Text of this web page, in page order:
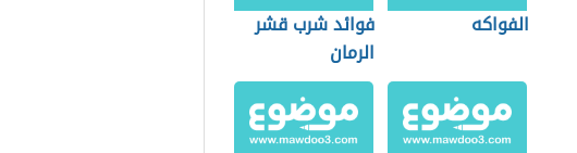
الفواكه
فوائد شرب قشر
الرمان